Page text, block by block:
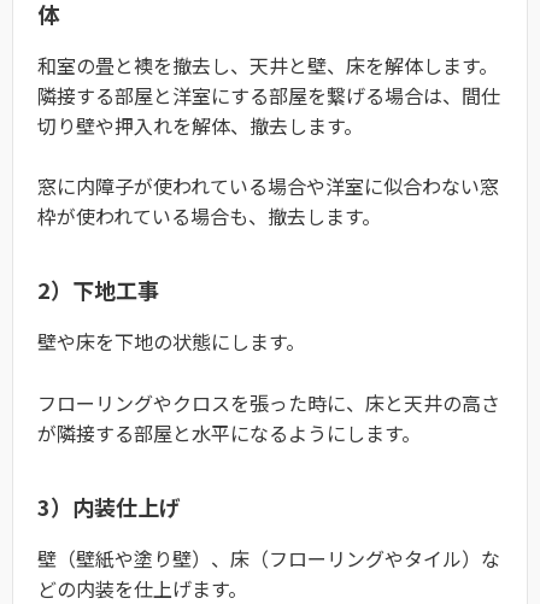
体
和室の畳と襖を撤去し、天井と壁、床を解体します。
隣接する部屋と洋室にする部屋を繋げる場合は、間仕
切り壁や押入れを解体、撤去します。
窓に内障子が使われている場合や洋室に似合わない窓
枠が使われている場合も、撤去します。
2）下地工事
壁や床を下地の状態にします。
フローリングやクロスを張った時に、床と天井の高さ
が隣接する部屋と水平になるようにします。
3）内装仕上げ
壁（壁紙や塗り壁）、床（フローリングやタイル）な
どの内装を仕上げます。